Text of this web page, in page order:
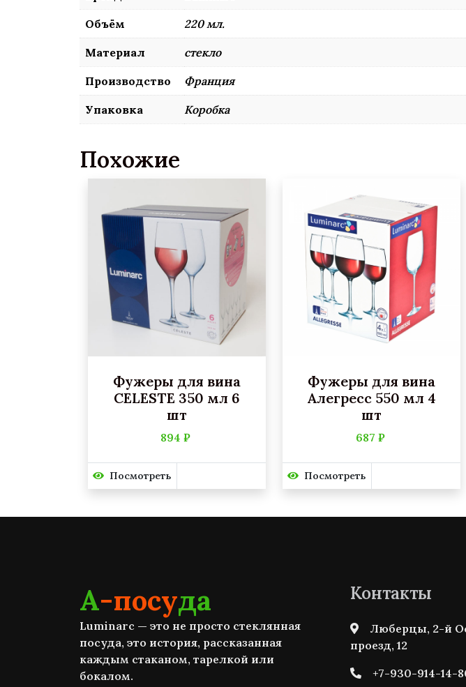
Объём 220 мл.
Материал стекло
Производство Франция
Упаковка Коробка
Похожие
Фужеры для вина
CELESTE 350 мл 6
шт
894 ₽
Посмотреть
Фужеры для вина
Алегресс 550 мл 4
шт
687 ₽
Посмотреть
А-посуда
Luminarc — это не просто стеклянная
посуда, это история, рассказанная
каждым стаканом, тарелкой или
бокалом.
Контакты
Люберцы, 2-й
проезд, 12
+7-930-914-14-